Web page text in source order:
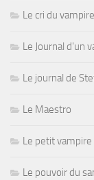
Le cri du vampire
Le Journal d'un
Le journal de
Le Maestro
Le petit vampire
Le pouvoir du